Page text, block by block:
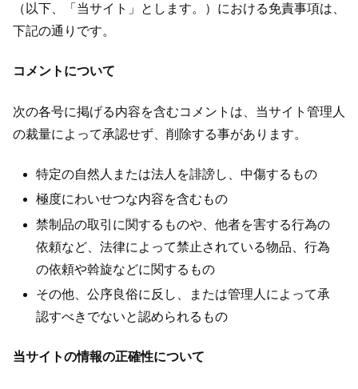
（以下、「当サイト」とします。）における免責事項は、
下記の通りです。
コメントについて
次の各号に掲げる内容を含むコメントは、当サイト管理人
の裁量によって承認せず、削除する事があります。
特定の自然人または法人を誹謗し、中傷するもの
極度にわいせつな内容を含むもの
禁制品の取引に関するものや、他者を害する行為の
依頼など、法律によって禁止されている物品、行為
の依頼や斡旋などに関するもの
その他、公序良俗に反し、または管理人によって承
認すべきでないと認められるもの
当サイトの情報の正確性について